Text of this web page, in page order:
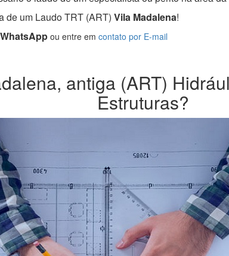
de um Laudo TRT (ART) Vila Madalena!
ou entre em contato por E-mail
antiga (ART)
Estruturas?